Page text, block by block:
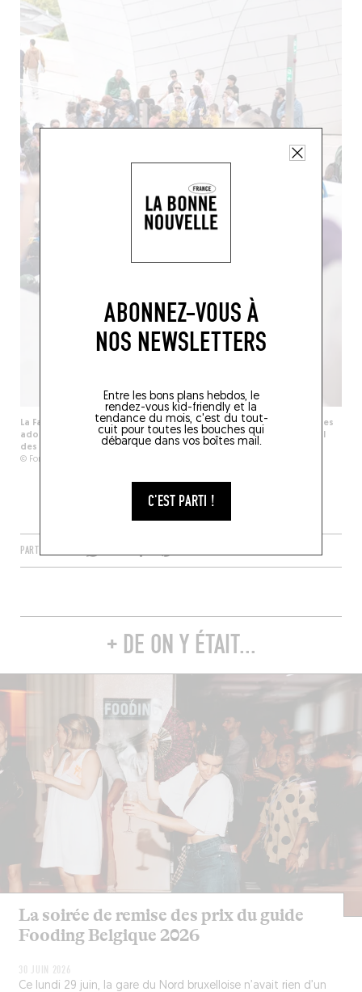
ABONNEZ-VOUS À
NOS NEWSLETTERS
Entre les bons plans hebdos, le
rendez-vous kid-friendly et la
tendance du mois, c'est du tout-
cuit pour toutes les bouches qui
débarque dans vos boîtes mail.
C'EST PARTI !
La Fabrique Orchestrale Junior, composée d'une vingtaine de jeunes
adolescent·es de La Courneuve, Villepinte et Aubervilliers. Au régal
des oreilles !
© Fondation Louis Vuitton / Jules Hidrot
PARTAGER
+ DE ON Y ÉTAIT...
La soirée de remise des prix du guide
Fooding Belgique 2026
30 JUIN 2026
Ce lundi 29 juin, la gare du Nord bruxelloise n’avait rien d’un